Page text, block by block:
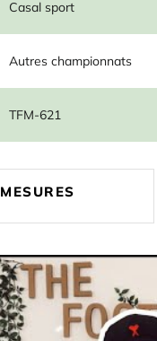
Casal sport
Autres championnats
TFM-621
MESURES